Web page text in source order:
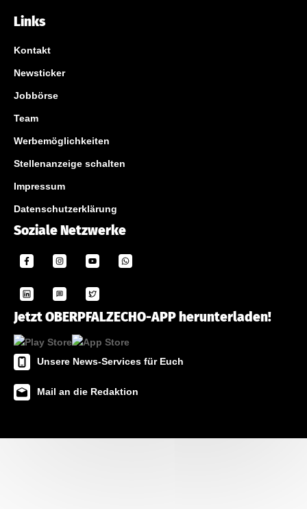
Links
Kontakt
Newsticker
Jobbörse
Team
Werbemöglichkeiten
Stellenanzeige schalten
Impressum
Datenschutzerklärung
Soziale Netzwerke
Jetzt OBERPFALZECHO-APP herunterladen!
Unsere News-Services für Euch
Mail an die Redaktion